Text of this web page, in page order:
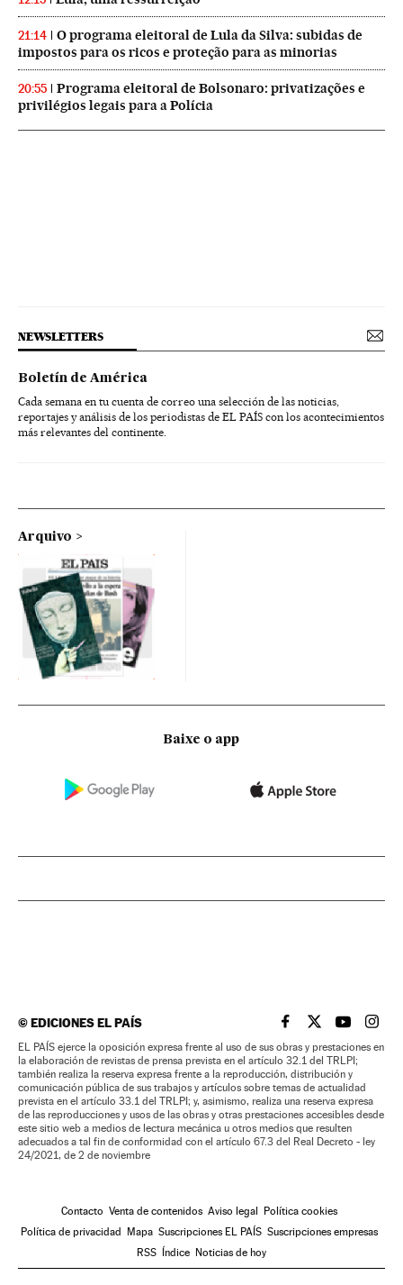
21:14
O programa eleitoral de Lula da Silva: subidas de
impostos para os ricos e proteção para as minorias
20:55
Programa eleitoral de Bolsonaro: privatizações e
privilégios legais para a Polícia
NEWSLETTERS
Boletín de América
Cada semana en tu cuenta de correo una selección de las noticias,
reportajes y análisis de los periodistas de EL PAÍS con los acontecimientos
más relevantes del continente.
Arquivo
Baixe o app
©EDICIONES EL PAÍS EL PAÍS BRASIL EN
EL PAÍSEL PAÍS
EL
EL PAÍS ejerce la oposición expresa frente al uso de sus obras y prestaciones en
la elaboración de revistas de prensa prevista en el artículo 32.1 del TRLPI;
también realiza la reserva expresa frente a la reproducción, distribución y
comunicación pública de sus trabajos y artículos sobre temas de actualidad
prevista en el artículo 33.1 del TRLPI; y, asimismo, realiza una reserva expresa
de las reproducciones y usos de las obras y otras prestaciones accesibles desde
este sitio web a medios de lectura mecánica u otros medios que resulten
adecuados a tal fin de conformidad con el artículo 67.3 del Real Decreto - ley
24/2021, de 2 de noviembre
Contacto Venta de contenidos Aviso legal Política cookies
Política de privacidad Mapa Suscripciones EL PAÍS Suscripciones empresas
RSS Índice Noticias de hoy